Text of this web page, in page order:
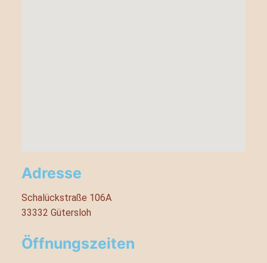
Adresse
Schalückstraße 106A
33332 Gütersloh
Öffnungszeiten